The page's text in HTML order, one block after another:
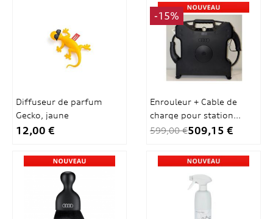
Diffuseur de parfum
Gecko, jaune
12,00 €
Enrouleur + Cable de
charge pour station...
599,00 €509,15 €
-15%